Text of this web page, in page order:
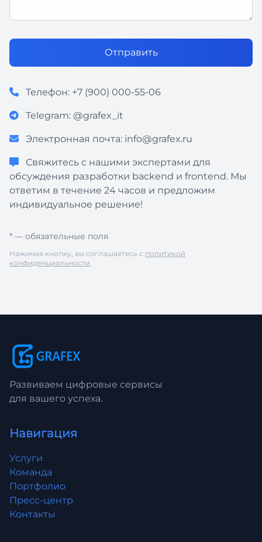
Отправить
Телефон: +7 (900) 000-55-06
Telegram: @grafex_it
Электронная почта: info@grafex.ru
Свяжитесь с нашими экспертами для
обсуждения разработки backend и frontend. Мы
ответим в течение 24 часов и предложим
индивидуальное решение!
* — обязательные поля
Нажимая кнопку, вы соглашаетесь с политикой
конфиденциальности
Развиваем цифровые сервисы
для вашего успеха.
Навигация
Услуги
Команда
Портфолио
Пресс-центр
Контакты